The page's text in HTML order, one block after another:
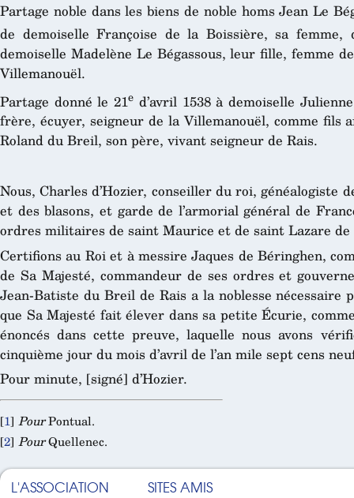
Partage noble dans les biens de noble homs Jean Le
de demoiselle Françoise de la Boissière, sa femme,
demoiselle Madelène Le Bégassous, leur fille, femme
Villemanouël.
Partage donné le 21e d’avril 1538 à demoiselle
frère, écuyer, seigneur de la Villemanouël, comme
Roland du Breil, son père, vivant seigneur de Rais.
Nous, Charles d’Hozier, conseiller du roi, généalogiste
et des blasons, et garde de l’armorial général de
ordres militaires de saint Maurice et de saint Lazare de
Certifions au Roi et à messire Jaques de Béringhen,
de Sa Majesté, commandeur de ses ordres et
Jean-Batiste du Breil de Rais a la noblesse nécessaire
que Sa Majesté fait élever dans sa petite Écurie,
énoncés dans cette preuve, laquelle nous avons
cinquième jour du mois d’avril de l’an mile sept cens
Pour minute, [signé] d’Hozier.
[1] PourPontual.
[2] PourQuellenec.
L'ASSOCIATION SITES AMIS